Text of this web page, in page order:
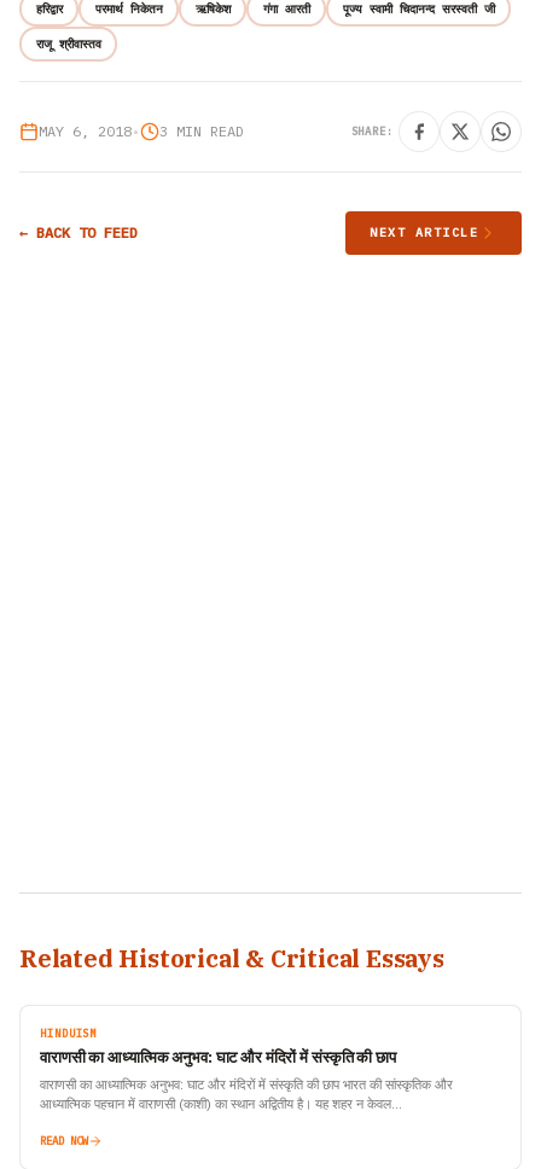
हरिद्वार परमार्थ निकेतन ऋषिकेश गंगा आरती पूज्य स्वामी चिदानन्द सरस्वती जी
राजू श्रीवास्तव
MAY 6, 2018• 3 MIN READ SHARE:
← BACK TO FEED NEXT ARTICLE
Related Historical & Critical Essays
HINDUISM
वाराणसी का आध्यात्मिक अनुभव: घाट और मंदिरों में संस्कृति की छाप
वाराणसी का आध्यात्मिक अनुभव: घाट और मंदिरों में संस्कृति की छाप भारत की सांस्कृतिक और
आध्यात्मिक पहचान में वाराणसी (काशी) का स्थान अद्वितीय है। यह शहर न केवल…
READ NOW